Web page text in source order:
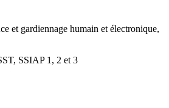
et gardiennage humain et électronique,
SSIAP 1, 2 et 3